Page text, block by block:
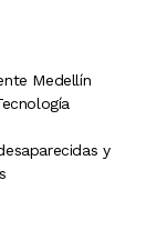
Medellín
y